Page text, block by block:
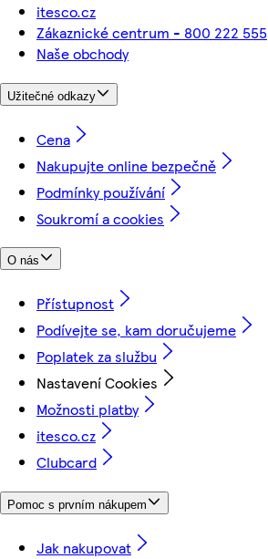
itesco.cz
Zákaznické centrum - 800 222 555
Naše obchody
Užitečné odkazy
Cena
Nakupujte online bezpečně
Podmínky používání
Soukromí a cookies
O nás
Přístupnost
Podívejte se, kam doručujeme
Poplatek za službu
Nastavení Cookies
Možnosti platby
itesco.cz
Clubcard
Pomoc s prvním nákupem
Jak nakupovat